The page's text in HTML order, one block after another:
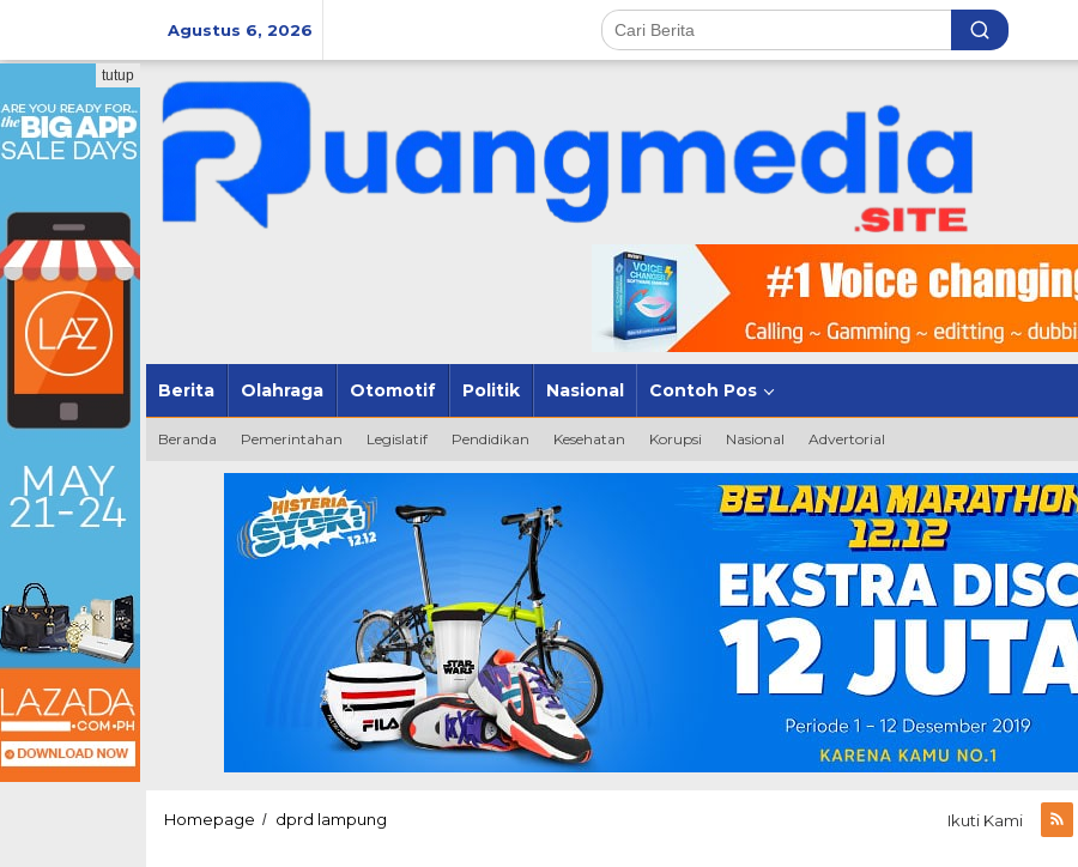
Agustus 6, 2026
Berita Olahraga Otomotif Politik Nasional Contoh Pos
Beranda Pemerintahan Legislatif Pendidikan Kesehatan Korupsi Nasional Advertorial
tutup
Homepage / dprd lampung Ikuti Kami